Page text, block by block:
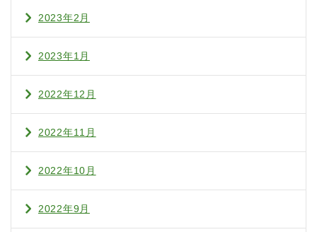
2023年2月
2023年1月
2022年12月
2022年11月
2022年10月
2022年9月